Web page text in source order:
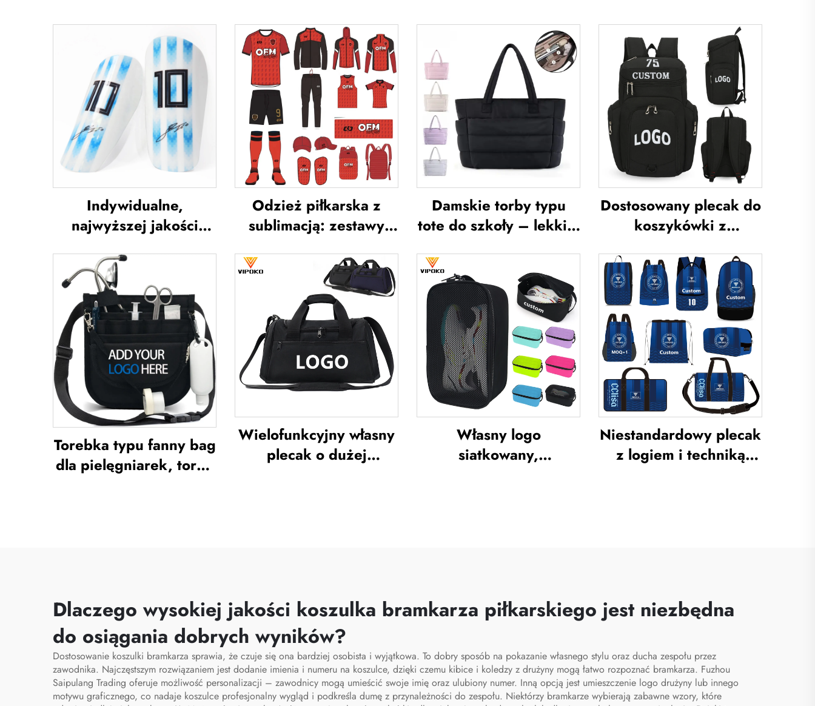
Indywidualne,
najwyższej jakości
do piłki nożnej,
ochraniacze na piszczel
do piłki nożnej,
ochrona na nogi,
ochraniacze na piszczel
do piłki nożnej
Odzież piłkarska z
sublimacją: zestawy
dla mężczyzn do
treningów,
niestandardowa odzież
sportowa do piłki
nożnej, uniformy
drużyn piłkarskich
Damskie torby typu
tote do szkoły – lekkie,
wypoczynek na
otwartym powietrzu,
miękkie torebki ręczne
do biura, wodoodporne
torby typu tote z
poliestru
Dostosowany plecak do
koszykówki z
sportowego,
wodoodporny,
codzienny plecak
sportowy i szkolny z
izolacją termiczną oraz
techniką sublimacji,
plecak do piłki nożnej i
koszykówki
Torebka typu fanny bag
dla pielęgniarek, torba
personelu medycznego,
organizator torby
pielęgniarskiej, torby
pielęgniarskie
Wielofunkcyjny własny
plecak o dużej
Własny logo
siatkowany,
sportu, worek na buty
Niestandardowy plecak
z logiem i techniką
nożnej, torba podróżna
Dlaczego wysokiej jakości koszulka bramkarza piłkarskiego jest niezbędna
do osiągania dobrych wyników?
Dostosowanie koszulki bramkarza sprawia, że czuje się ona bardziej osobista i wyjątkowa. To dobry sposób na pokazanie własnego stylu oraz ducha zespołu przez
zawodnika. Najczęstszym rozwiązaniem jest dodanie imienia i numeru na koszulce, dzięki czemu kibice i koledzy z drużyny mogą łatwo rozpoznać bramkarza. Fuzhou
Saipulang Trading oferuje możliwość personalizacji – zawodnicy mogą umieścić swoje imię oraz ulubiony numer. Inną opcją jest umieszczenie logo drużyny lub innego
motywu graficznego, co nadaje koszulce profesjonalny wygląd i podkreśla dumę z przynależności do zespołu. Niektórzy bramkarze wybierają zabawne wzory, które